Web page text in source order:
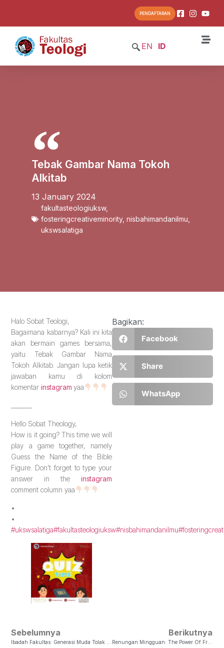
PENDAFTARAN
EN ID
Tebak Gambar Nama Tokoh
Alkitab
13 January 2024
fakultasteologiuksw,
fosteringcreativeminority, nisbahimandanilmu
ukswsalatiga
Halo Sobat Teologi,
Bagaimana kabarnya? Kali ini kita
akan bermain games bersama,
yaitu Tebak Gambar Nama
Tokoh Alkitab. Jangan lupa ketik
jawaban kamu di kolom
komentarinstagramyaa
Hello Sobat Theology,
How is it going? This time we will
play a game together, namely
Guess the Name of the Bible
Figure. Don’t forget to type your
answer in the instagram
comment column yaa
•
•
#ukswsalatiga#fakultasteologiuksw#nisbahimandanilmu
Bagikan:
Facebook
Share
WhatsApp
Sebelumnya Berikutnya
Renungan Mingguan: The Power Of Friendship